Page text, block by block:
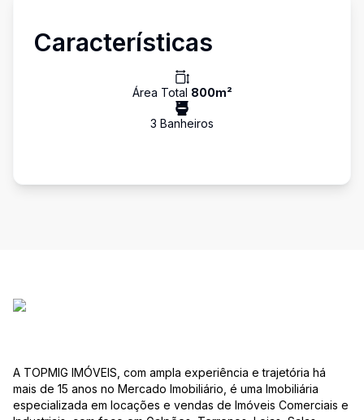
Características
Área Total 800m²
3 Banheiros
A TOPMIG IMÓVEIS, com ampla experiência e trajetória há
mais de 15 anos no Mercado Imobiliário, é uma Imobiliária
especializada em locações e vendas de Imóveis Comerciais e